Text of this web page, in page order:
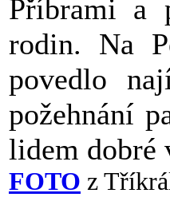
Příbrami a
rodin. Na
povedlo
požehnání
lidem dobré
FOTO z